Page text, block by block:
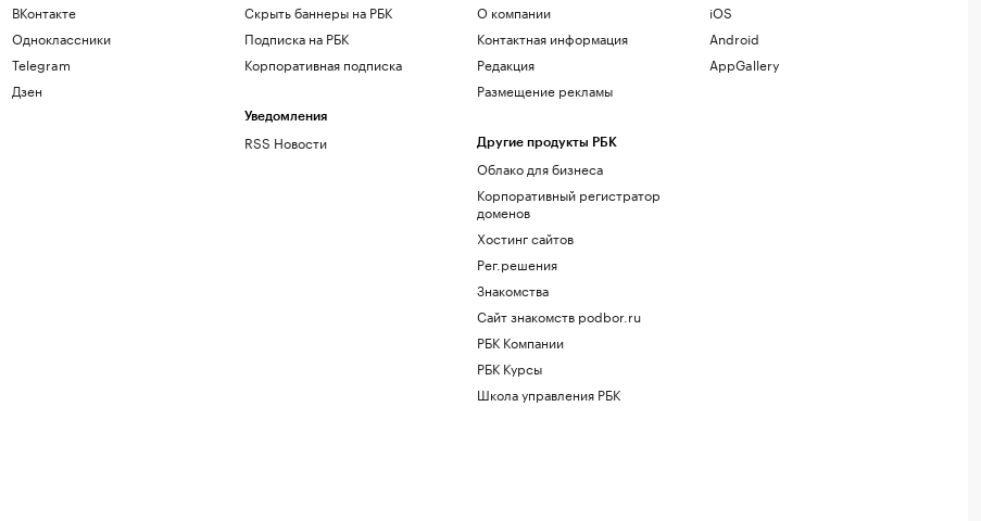
ВКонтакте
Одноклассники
Telegram
Дзен
Скрыть баннеры на РБК
Подписка на РБК
Корпоративная подписка
Уведомления
RSS Новости
О компании
Контактная информация
Редакция
Размещение рекламы
Другие продукты РБК
Облако для бизнеса
Корпоративный регистратор
доменов
Хостинг сайтов
Рег.решения
Знакомства
Сайт знакомств podbor.ru
РБК Компании
РБК Курсы
Школа управления РБК
iOS
Android
AppGallery